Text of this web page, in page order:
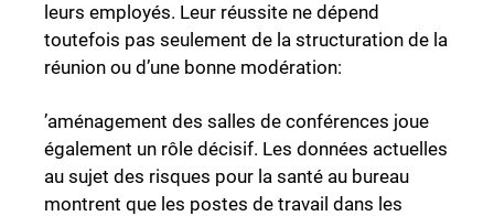
leurs employés. Leur réussite ne dépend
toutefois pas seulement de la structuration de la
réunion ou d’une bonne modération:
’aménagement des salles de conférences joue
également un rôle décisif. Les données actuelles
au sujet des risques pour la santé au bureau
montrent que les postes de travail dans les